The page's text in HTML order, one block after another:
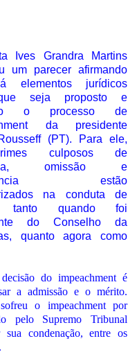
Ives Grandra Martins
um parecer afirmando
elementos jurídicos
seja proposto e
o processo de
da presidente
(PT). Para ele,
culposos de
omissão e
estão
na conduta de
tanto quando foi
do Conselho da
quanto agora como
do impeachment é
a admissão e o mérito.
o impeachment por
pelo Supremo Tribunal
condenação, entre os